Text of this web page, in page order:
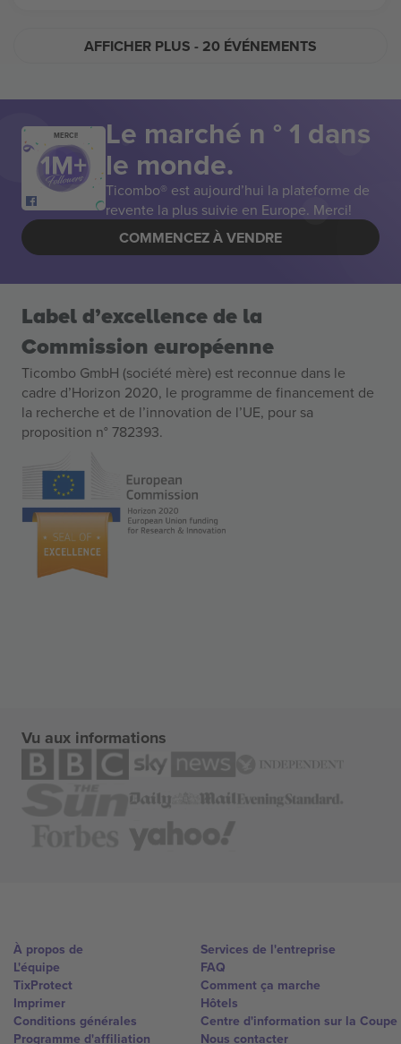
AFFICHER PLUS - 20 ÉVÉNEMENTS
MERCI! Le marché n ° 1 dans
le monde.
Ticombo® est aujourd’hui la plateforme de
revente la plus suivie en Europe. Merci!
COMMENCEZ À VENDRE
Label d’excellence de la
Commission européenne
Ticombo GmbH (société mère) est reconnue dans le
cadre d’Horizon 2020, le programme de financement de
la recherche et de l’innovation de l’UE, pour sa
proposition n° 782393.
Vu aux informations
À propos de
L'équipe
TixProtect
Imprimer
Conditions générales
Programme d'affiliation
Services de l'entreprise
FAQ
Comment ça marche
Hôtels
Centre d'information sur la Coupe
Nous contacter